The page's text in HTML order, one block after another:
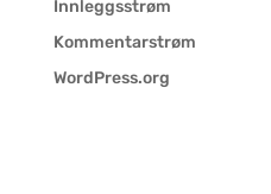
Innleggsstrøm
Kommentarstrøm
WordPress.org